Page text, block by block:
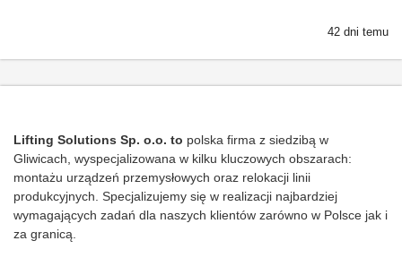
42 dni temu
Lifting Solutions Sp. o.o. to polska firma z siedzibą w
Gliwicach, wyspecjalizowana w kilku kluczowych obszarach:
montażu urządzeń przemysłowych oraz relokacji linii
produkcyjnych. Specjalizujemy się w realizacji najbardziej
wymagających zadań dla naszych klientów zarówno w Polsce jak i
za granicą.